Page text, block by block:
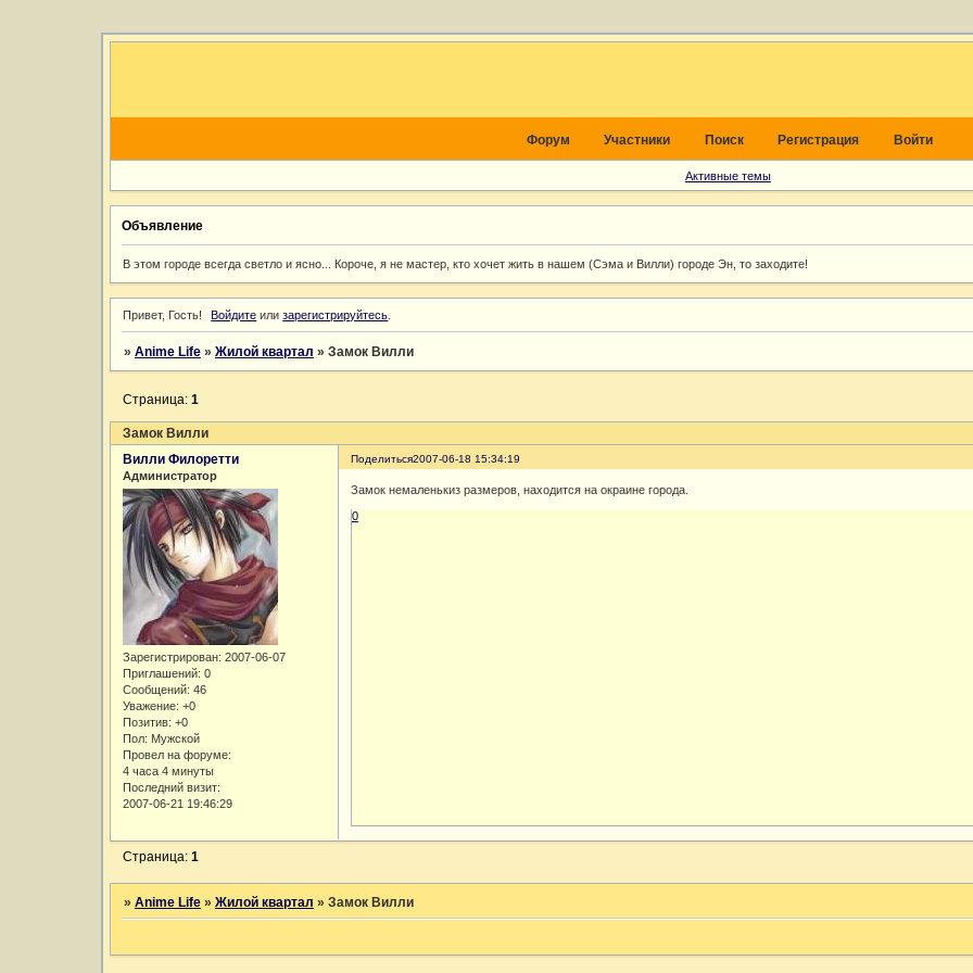
Форум Участники Поиск Регистрация Войти
Активные темы
Объявление
В этом городе всегда светло и ясно... Короче, я не мастер, кто хочет жить в нашем (Сэма и Вилли) городе Эн, то заходите!
Привет, Гость! Войдите илизарегистрируйтесь
» Anime Life » Жилой квартал » Замок Вилли
Замок Вилли
Страница: 1
Поделиться2007-06-18 15:34:19
Вилли Филоретти
Администратор
Зарегистрирован: 2007-06-07
Приглашений: 0
Сообщений: 46
Уважение: +0
Позитив: +0
Пол: Мужской
Провел на форуме:
4 часа 4 минуты
Последний визит:
2007-06-21 19:46:29
Замок немаленькиз размеров, находится на окраине города.
0
Страница: 1
» Anime Life » Жилой квартал » Замок Вилли